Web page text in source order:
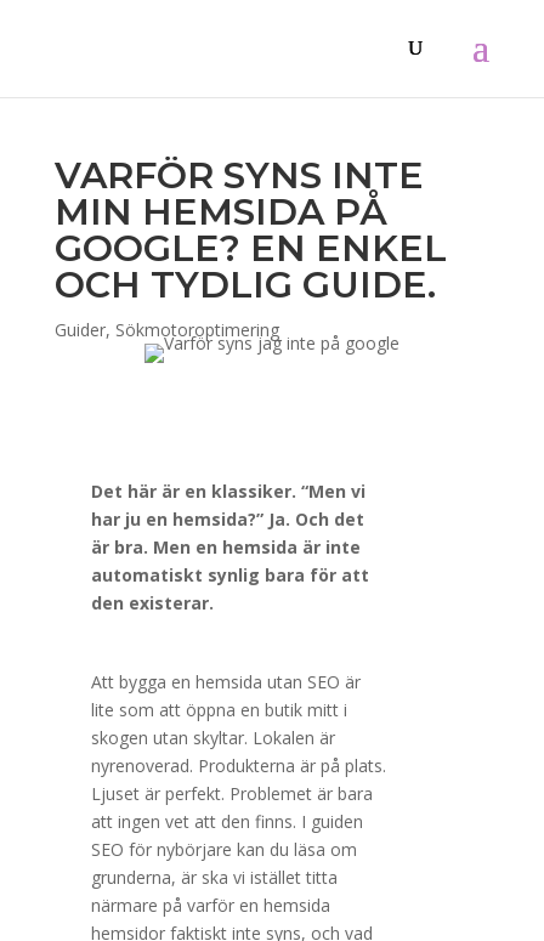
VARFÖR SYNS INTE
MIN HEMSIDA PÅ
GOOGLE? EN ENKEL
OCH TYDLIG GUIDE.
Guider, Sökmotoroptimering
Det här är en klassiker. “Men vi
har ju en hemsida?” Ja. Och det
är bra. Men en hemsida är inte
automatiskt synlig bara för att
den existerar.
Att bygga en hemsida utan SEO är
lite som att öppna en butik mitt i
skogen utan skyltar. Lokalen är
nyrenoverad. Produkterna är på plats.
Ljuset är perfekt. Problemet är bara
att ingen vet att den finns. I guiden
SEO för nybörjare kan du läsa om
grunderna, är ska vi istället titta
närmare på varför en hemsida
hemsidor faktiskt inte syns, och vad